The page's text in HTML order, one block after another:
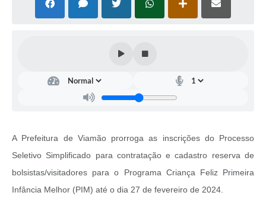
A Prefeitura de Viamão prorroga as inscrições do Processo
Seletivo Simplificado para contratação e cadastro reserva de
bolsistas/visitadores para o Programa Criança Feliz Primeira
Infância Melhor (PIM) até o dia 27 de fevereiro de 2024.